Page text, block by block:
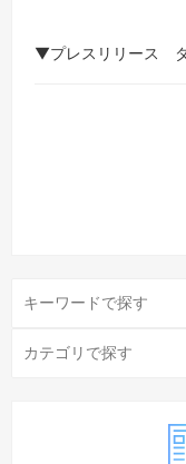
▼プレスリリース